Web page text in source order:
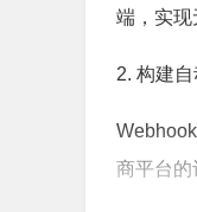
端，实现
2. 构建
商平台的